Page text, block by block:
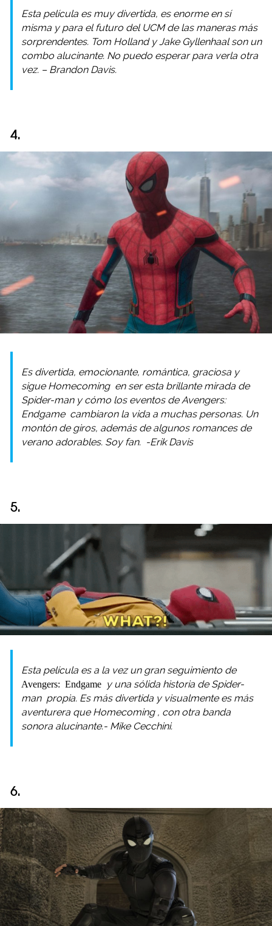
Esta película es muy divertida, es enorme en sí
misma y para el futuro del UCM de las maneras más
sorprendentes. Tom Holland y Jake Gyllenhaal son un
combo alucinante. No puedo esperar para verla otra
vez. – Brandon Davis.
4.
Es divertida, emocionante, romántica, graciosa y
sigue Homecoming en ser esta brillante mirada de
Spider-man y cómo los eventos de Avengers:
Endgame cambiaron la vida a muchas personas. Un
montón de giros, además de algunos romances de
verano adorables. Soy fan. -Erik Davis
5.
Esta película es a la vez un gran seguimiento de
Avengers: Endgame y una sólida historia de Spider-
man propia. Es más divertida y visualmente es más
aventurera que Homecoming , con otra banda
sonora alucinante.- Mike Cecchini.
6.